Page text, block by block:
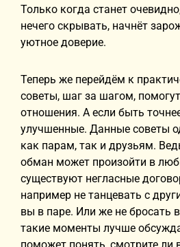
Только когда станет
нечего скрывать, начнёт
уютное доверие.
Теперь же перейдём к
советы, шаг за шагом,
отношения. А если быть
улучшенные. Данные советы
как парам, так и друзьям.
обман может произойти в
существуют негласные
например не танцевать с
вы в паре. Или же не бросать
такие моменты лучше